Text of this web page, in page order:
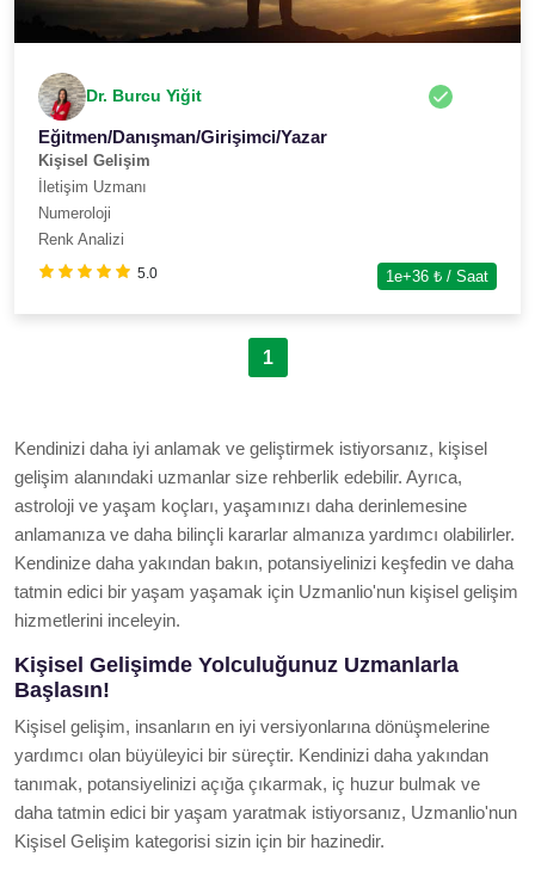
Dr. Burcu Yiğit
Eğitmen/Danışman/Girişimci/Yazar
Kişisel Gelişim
İletişim Uzmanı
Numeroloji
Renk Analizi
5.0 1e+36 ₺ / Saat
1
Kendinizi daha iyi anlamak ve geliştirmek istiyorsanız, kişisel
gelişim alanındaki uzmanlar size rehberlik edebilir. Ayrıca,
astroloji ve yaşam koçları, yaşamınızı daha derinlemesine
anlamanıza ve daha bilinçli kararlar almanıza yardımcı olabilirler.
Kendinize daha yakından bakın, potansiyelinizi keşfedin ve daha
tatmin edici bir yaşam yaşamak için Uzmanlio'nun kişisel gelişim
hizmetlerini inceleyin.
Kişisel Gelişimde Yolculuğunuz Uzmanlarla
Başlasın!
Kişisel gelişim, insanların en iyi versiyonlarına dönüşmelerine
yardımcı olan büyüleyici bir süreçtir. Kendinizi daha yakından
tanımak, potansiyelinizi açığa çıkarmak, iç huzur bulmak ve
daha tatmin edici bir yaşam yaratmak istiyorsanız, Uzmanlio'nun
Kişisel Gelişim kategorisi sizin için bir hazinedir.